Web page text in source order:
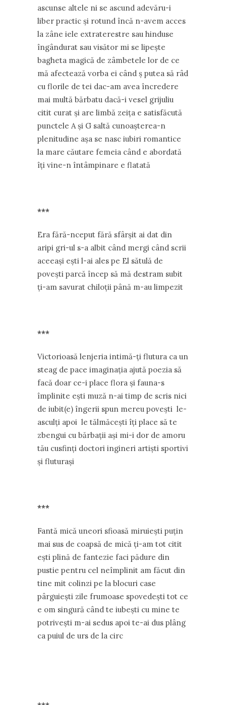
ascunse altele ni se ascund adevăru-i
liber practic și rotund încă n-avem acces
la zâne iele extraterestre sau hinduse
îngândurat sau visător mi se lipește
bagheta magică de zâmbetele lor de ce
mă afectează vorba ei când ș putea să râd
cu florile de tei dac-am avea încredere
mai multă bărbatu dacă-i vesel grijuliu
citit curat și are limbă zeița e satisfăcută
punctele A și G saltă cunoașterea-n
plenitudine așa se nasc iubiri romantice
la mare căutare femeia când e abordată
îți vine-n întâmpinare e flatată
***
Era fără-nceput fără sfârșit ai dat din
aripi gri-ul s-a albit când mergi când scrii
aceeași ești l-ai ales pe El sătulă de
povești parcă încep să mă destram subit
ți-am savurat chiloții până m-au limpezit
***
Victorioasă lenjeria intimă-ți flutura ca un
steag de pace imaginația ajută poezia să
facă doar ce-i place flora și fauna-s
împlinite ești muză n-ai timp de scris nici
de iubit(e) îngerii spun mereu povești le-
asculți apoi le tălmăcești îți place să te
zbengui cu bărbații ași mi-i dor de amoru
tău cusfinți doctori ingineri artiști sportivi
și fluturași
***
Fantă mică uneori sfioasă miruiești puțin
mai sus de coapsă de mică ți-am tot citit
ești plină de fantezie faci pădure din
pustie pentru cel neîmplinit am făcut din
tine mit colinzi pe la blocuri case
pârguiești zile frumoase spovedești tot ce
e om singură când te iubești cu mine te
potrivești m-ai sedus apoi te-ai dus plâng
ca puiul de urs de la circ